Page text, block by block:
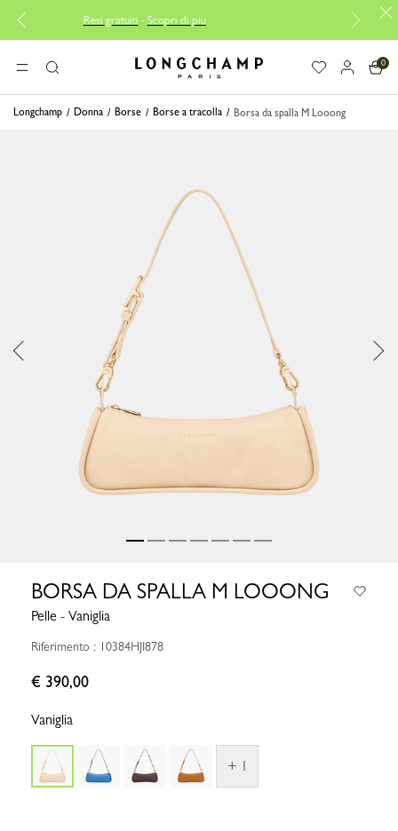
Resi gratuiti Scopri di piu Consegna
MENURicerca Longchamp - Home
0
Longchamp Donna Borse Borse a tracolla Borsa da spalla M Looong
BORSA DA SPALLA M LOOONG
Pelle - Vaniglia
Riferimento : 10384HJI878
€ 390,00
Vaniglia
+ 1